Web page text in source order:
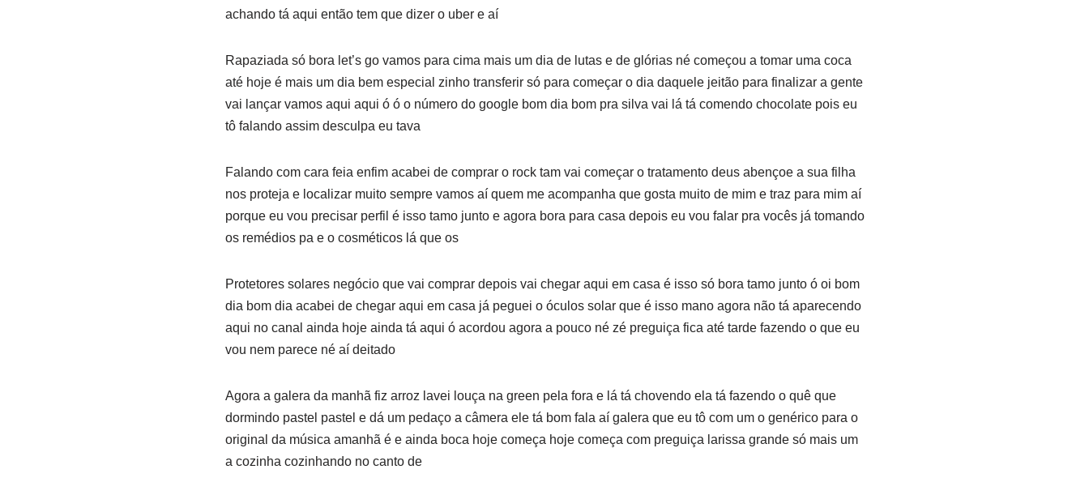
achando tá aqui então tem que dizer o uber e aí
Rapaziada só bora let’s go vamos para cima mais um dia de lutas e de glórias né começou a tomar uma coca
até hoje é mais um dia bem especial zinho transferir só para começar o dia daquele jeitão para finalizar a gente
vai lançar vamos aqui aqui ó ó o número do google bom dia bom pra silva vai lá tá comendo chocolate pois eu
tô falando assim desculpa eu tava
Falando com cara feia enfim acabei de comprar o rock tam vai começar o tratamento deus abençoe a sua filha
nos proteja e localizar muito sempre vamos aí quem me acompanha que gosta muito de mim e traz para mim aí
porque eu vou precisar perfil é isso tamo junto e agora bora para casa depois eu vou falar pra vocês já tomando
os remédios pa e o cosméticos lá que os
Protetores solares negócio que vai comprar depois vai chegar aqui em casa é isso só bora tamo junto ó oi bom
dia bom dia acabei de chegar aqui em casa já peguei o óculos solar que é isso mano agora não tá aparecendo
aqui no canal ainda hoje ainda tá aqui ó acordou agora a pouco né zé preguiça fica até tarde fazendo o que eu
vou nem parece né aí deitado
Agora a galera da manhã fiz arroz lavei louça na green pela fora e lá tá chovendo ela tá fazendo o quê que
dormindo pastel pastel e dá um pedaço a câmera ele tá bom fala aí galera que eu tô com um o genérico para o
original da música amanhã é e ainda boca hoje começa hoje começa com preguiça larissa grande só mais um
a cozinha cozinhando no canto de